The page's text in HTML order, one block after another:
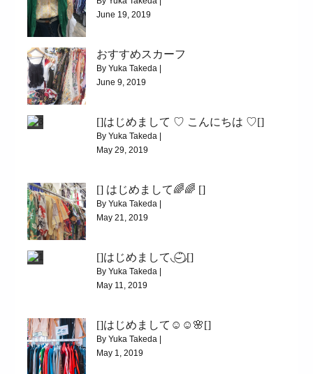
2020/5/18(MON)
June 19, 2019
デニムスカート おすすめスカーフ
By Yuka Takeda |
June 9, 2019
おすすめスカーフ[]はじめまして ♡ こんにちは ♡[]
By Yuka Takeda |
May 29, 2019
[]はじめまして ♡ こんにちは ♡[]
[] はじめまして🌈🌈 []
By Yuka Takeda |
May 21, 2019
[] はじめまして🌈🌈 [][]はじめまして◟⌣̈⃝◞[]
By Yuka Takeda |
May 11, 2019
[]はじめまして◟⌣̈⃝◞[][]はじめまして☺️☺️🌸[]
By Yuka Takeda |
May 1, 2019